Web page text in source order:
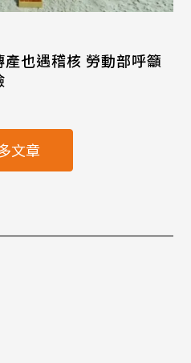
也遇稽核 勞動部呼籲
文章